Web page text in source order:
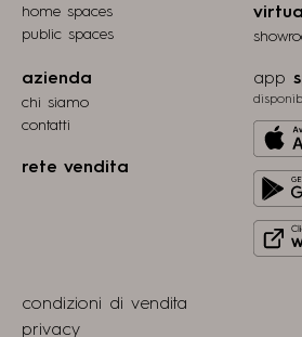
home spaces
public spaces
azienda
chi siamo
contatti
rete vendita
app
condizioni di vendita
privacy